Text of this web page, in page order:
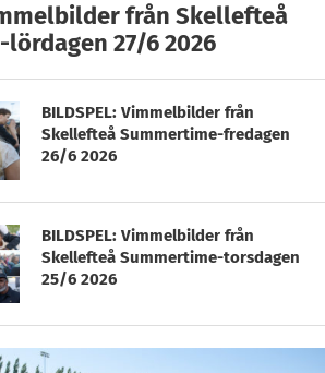
från Skellefteå
27/6 2026
BILDSPEL: Vimmelbilder från
Skellefteå Summertime-fredagen
26/6 2026
BILDSPEL: Vimmelbilder från
Skellefteå Summertime-torsdagen
25/6 2026